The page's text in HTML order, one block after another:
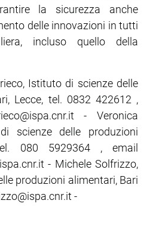
la sicurezza anche
delle innovazioni in tutti
incluso quello della
Istituto di scienze delle
Lecce, tel. 0832 422612 ,
- Veronica
scienze delle produzioni
080 5929364 , email
- Michele Solfrizzo,
produzioni alimentari, Bari
-